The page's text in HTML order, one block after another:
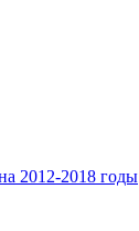
2012-2018 годы